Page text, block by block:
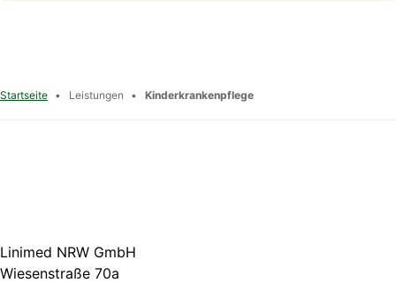
Startseite • Leistungen • Kinderkrankenpflege
Linimed NRW GmbH
Wiesenstraße 70a